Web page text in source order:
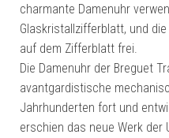
charmante Damenuhr
Glaskristallzifferblatt, und
auf dem Zifferblatt frei.
Die Damenuhr der Breguet
avantgardistische
Jahrhunderten fort und
erschien das neue Werk der